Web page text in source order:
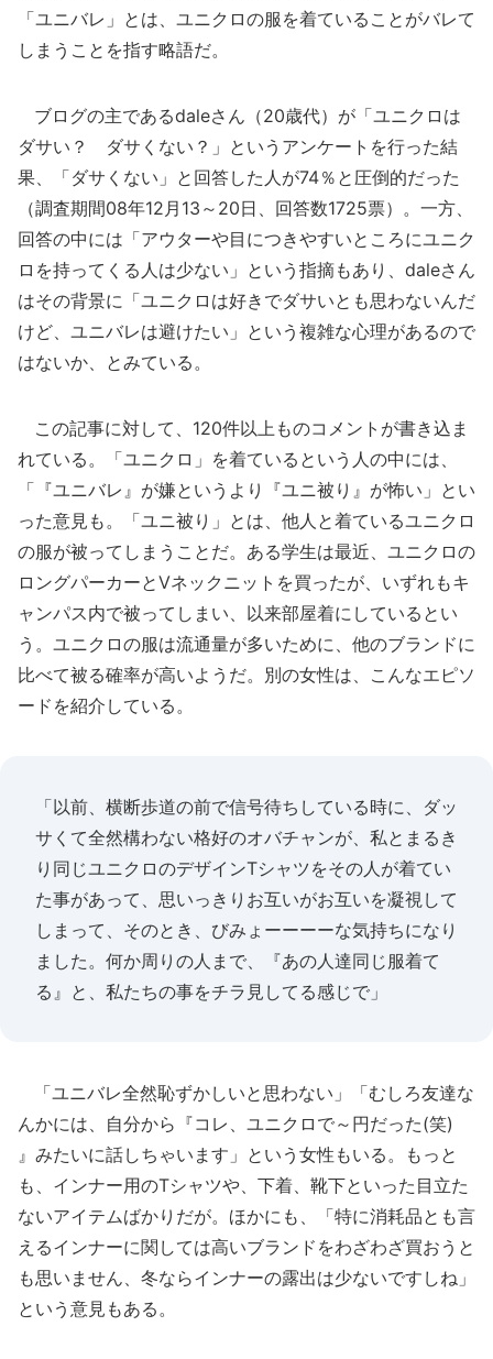
「ユニバレ」とは、ユニクロの服を着ていることがバレて
しまうことを指す略語だ。
ブログの主であるdaleさん（20歳代）が「ユニクロは
ダサい？ ダサくない？」というアンケートを行った結
果、「ダサくない」と回答した人が74％と圧倒的だった
（調査期間08年12月13～20日、回答数1725票）。一方、
回答の中には「アウターや目につきやすいところにユニク
ロを持ってくる人は少ない」という指摘もあり、daleさん
はその背景に「ユニクロは好きでダサいとも思わないんだ
けど、ユニバレは避けたい」という複雑な心理があるので
はないか、とみている。
この記事に対して、120件以上ものコメントが書き込ま
れている。「ユニクロ」を着ているという人の中には、
「『ユニバレ』が嫌というより『ユニ被り』が怖い」とい
った意見も。「ユニ被り」とは、他人と着ているユニクロ
の服が被ってしまうことだ。ある学生は最近、ユニクロの
ロングパーカーとVネックニットを買ったが、いずれもキ
ャンパス内で被ってしまい、以来部屋着にしているとい
う。ユニクロの服は流通量が多いために、他のブランドに
比べて被る確率が高いようだ。別の女性は、こんなエピソ
ードを紹介している。
「以前、横断歩道の前で信号待ちしている時に、ダッ
サくて全然構わない格好のオバチャンが、私とまるき
り同じユニクロのデザインTシャツをその人が着てい
た事があって、思いっきりお互いがお互いを凝視して
しまって、そのとき、びみょーーーーな気持ちになり
ました。何か周りの人まで、『あの人達同じ服着て
る』と、私たちの事をチラ見してる感じで」
「ユニバレ全然恥ずかしいと思わない」「むしろ友達な
んかには、自分から『コレ、ユニクロで～円だった(笑)
』みたいに話しちゃいます」という女性もいる。もっと
も、インナー用のTシャツや、下着、靴下といった目立た
ないアイテムばかりだが。ほかにも、「特に消耗品とも言
えるインナーに関しては高いブランドをわざわざ買おうと
も思いません、冬ならインナーの露出は少ないですしね」
という意見もある。